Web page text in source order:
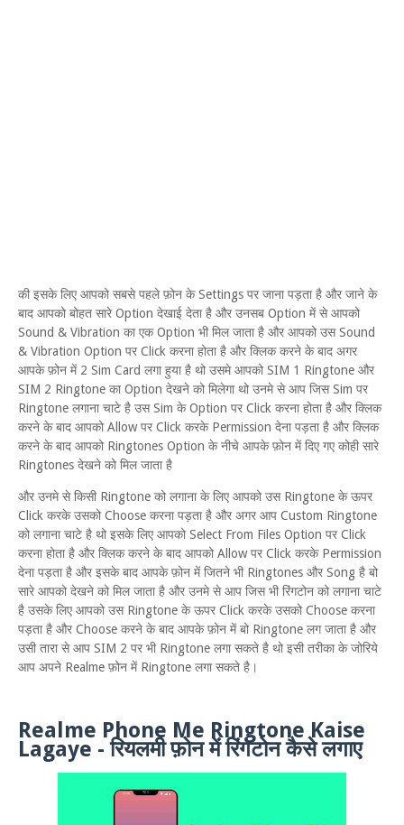
की इसके लिए आपको सबसे पहले फ़ोन के Settings पर जाना पड़ता है और जाने के
बाद आपको बोहत सारे Option देखाई देता है और उनसब Option में से आपको
Sound & Vibration का एक Option भी मिल जाता है और आपको उस Sound
& Vibration Option पर Click करना होता है और क्लिक करने के बाद अगर
आपके फ़ोन में 2 Sim Card लगा हुया है थो उसमे आपको SIM 1 Ringtone और
SIM 2 Ringtone का Option देखने को मिलेगा थो उनमे से आप जिस Sim पर
Ringtone लगाना चाटे है उस Sim के Option पर Click करना होता है और क्लिक
करने के बाद आपको Allow पर Click करके Permission देना पड़ता है और क्लिक
करने के बाद आपको Ringtones Option के नीचे आपके फ़ोन में दिए गए कोही सारे
Ringtones देखने को मिल जाता है
और उनमे से किसी Ringtone को लगाना के लिए आपको उस Ringtone के ऊपर
Click करके उसको Choose करना पड़ता है और अगर आप Custom Ringtone
को लगाना चाटे है थो इसके लिए आपको Select From Files Option पर Click
करना होता है और क्लिक करने के बाद आपको Allow पर Click करके Permission
देना पड़ता है और इसके बाद आपके फ़ोन में जितने भी Ringtones और Song है बो
सारे आपको देखने को मिल जाता है और उनमे से आप जिस भी रिंगटोन को लगाना चाटे
है उसके लिए आपको उस Ringtone के ऊपर Click करके उसको Choose करना
पड़ता है और Choose करने के बाद आपके फ़ोन में बो Ringtone लग जाता है और
उसी तारा से आप SIM 2 पर भी Ringtone लगा सकते है थो इसी तरीका के जोरिये
आप अपने Realme फ़ोन में Ringtone लगा सकते है।
Realme Phone Me Ringtone Kaise
Lagaye - रियलमी फ़ोन में रिंगटोन कैसे लगाए